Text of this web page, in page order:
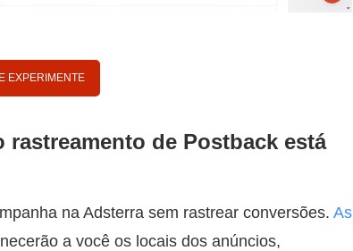
EXPERIMENTE
de Postback está
na Adsterra sem rastrear conversões. As
a você os locais dos anúncios,